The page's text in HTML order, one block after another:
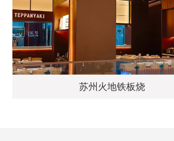
苏州火地铁板烧